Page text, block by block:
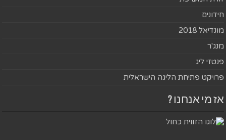
חידונים
מונדיאל 2018
מנג'ר
פנטזי ליג
פרויקט פתיחת הליגה הישראלית
אז מי אנחנו ?